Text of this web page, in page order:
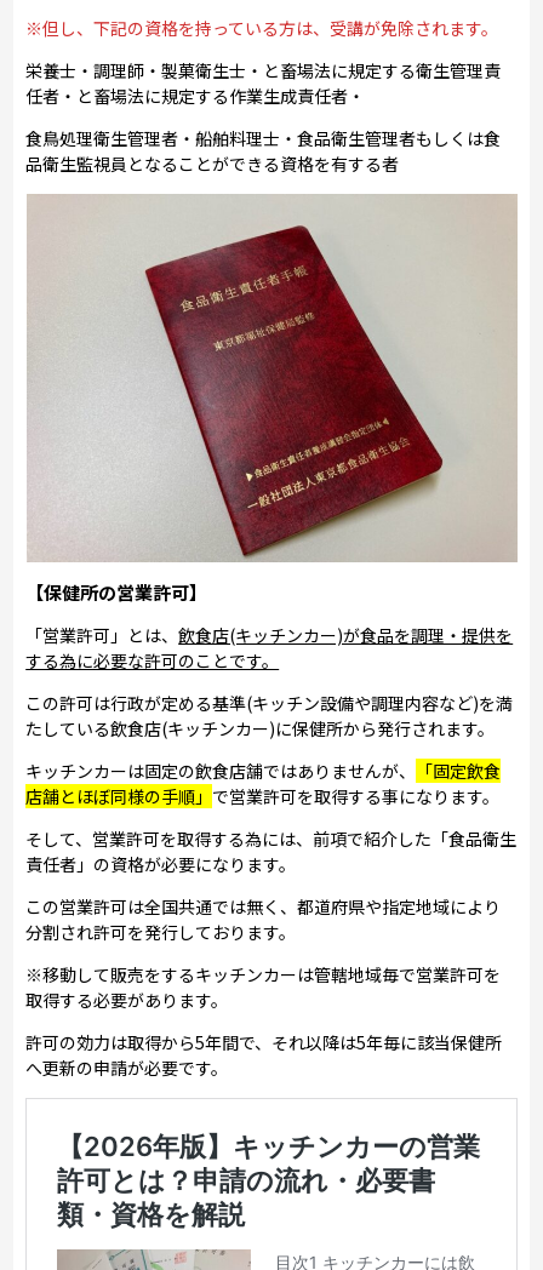
※但し、下記の資格を持っている方は、受講が免除されます。
栄養士・調理師・製菓衛生士・と畜場法に規定する衛生管理責
任者・と畜場法に規定する作業生成責任者・
食鳥処理衛生管理者・船舶料理士・食品衛生管理者もしくは食
品衛生監視員となることができる資格を有する者
【保健所の営業許可】
「営業許可」とは、飲食店(キッチンカー)が食品を調理・提供を
する為に必要な許可のことです。
この許可は行政が定める基準(キッチン設備や調理内容など)を満
たしている飲食店(キッチンカー)に保健所から発行されます。
キッチンカーは固定の飲食店舗ではありませんが、
「固定飲食
店舗とほぼ同様の手順」 で営業許可を取得する事になります。
そして、営業許可を取得する為には、前項で紹介した「食品衛生
責任者」の資格が必要になります。
この営業許可は全国共通では無く、都道府県や指定地域により
分割され許可を発行しております。
※移動して販売をするキッチンカーは管轄地域毎で営業許可を
取得する必要があります。
許可の効力は取得から5年間で、それ以降は5年毎に該当保健所
へ更新の申請が必要です。